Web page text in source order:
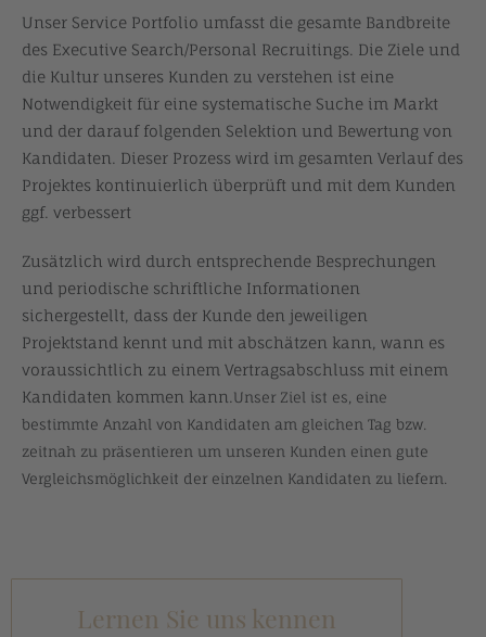
Unser Service Portfolio umfasst die gesamte Bandbreite
des Executive Search/Personal Recruitings. Die Ziele und
die Kultur unseres Kunden zu verstehen ist eine
Notwendigkeit für eine systematische Suche im Markt
und der darauf folgenden Selektion und Bewertung von
Kandidaten. Dieser Prozess wird im gesamten Verlauf des
Projektes kontinuierlich überprüft und mit dem Kunden
ggf. verbessert
Zusätzlich wird durch entsprechende Besprechungen
und periodische schriftliche Informationen
sichergestellt, dass der Kunde den jeweiligen
Projektstand kennt und mit abschätzen kann, wann es
voraussichtlich zu einem Vertragsabschluss mit einem
Kandidaten kommen kann. Unser Ziel ist es, eine
bestimmte Anzahl von Kandidaten am gleichen Tag bzw.
zeitnah zu präsentieren um unseren Kunden einen gute
Vergleichsmöglichkeit der einzelnen Kandidaten zu liefern.
Lernen Sie uns kennen